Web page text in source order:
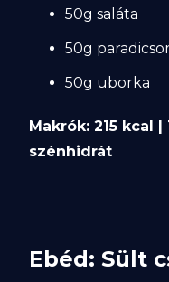
50g saláta
50g
50g uborka
Makrók: 215 kcal
szénhidrát
Ebéd: Sült